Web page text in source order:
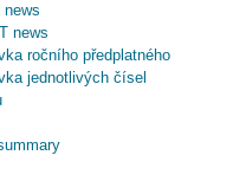
news
news
ročního předplatného
jednotlivých čísel